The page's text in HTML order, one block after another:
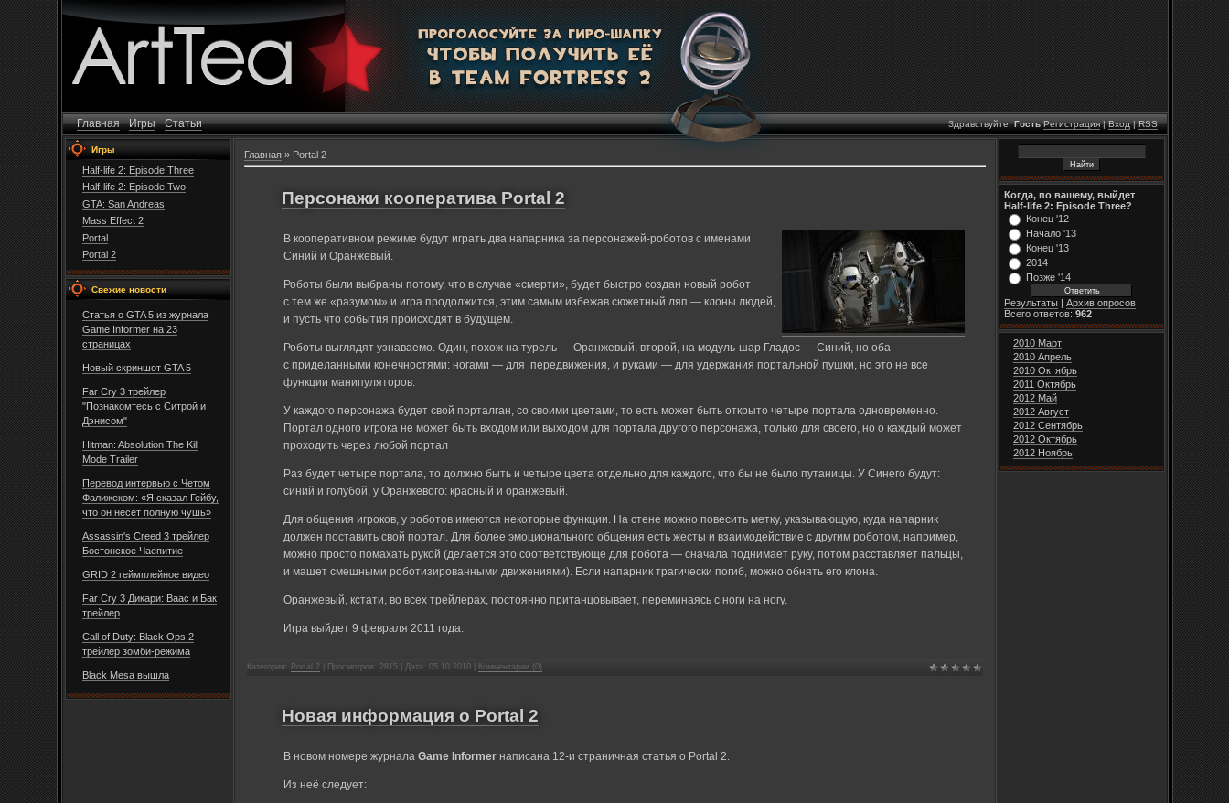
Главная Игры Статьи Здравствуйте, Гость Регистрация|Вход|RSS
Игры
Half-life 2: Episode Three
Half-life 2: Episode Two
GTA: San Andreas
Mass Effect 2
Portal
Portal 2
Свежие новости
Статья о GTA 5 из журнала
Game Informer на 23
страницах
Новый скриншот GTA 5
Far Cry 3 трейлер
"Познакомтесь с Cитрой и
Дэнисом"
Hitman: Absolution The Kill
Mode Trailer
Перевод интервью с Четом
Фалижеком: «Я сказал Гейбу,
что он несёт полную чушь»
Assassin's Creed 3 трейлер
Бостонское Чаепитие
GRID 2 геймплейное видео
Far Cry 3 Дикари: Ваас и Бак
трейлер
Call of Duty: Black Ops 2
трейлер зомби-режима
Black Mesa вышла
Главная » Portal 2
Персонажи кооператива Portal 2
В кооперативном режиме будут играть два напарника за персонажей-роботов с именами
Синий и Оранжевый.
Роботы были выбраны потому, что в случае «смерти», будет быстро создан новый робот
с тем же «разумом» и игра продолжится, этим самым избежав сюжетный ляп — клоны людей,
и пусть что события происходят в будущем.
Роботы выглядят узнаваемо. Один, похож на турель — Оранжевый, второй, на модуль-шар Гладос — Синий, но оба
с приделанными конечностями: ногами — для передвижения, и руками — для удержания портальной пушки, но это не все
функции манипуляторов.
У каждого персонажа будет свой порталган, со своими цветами, то есть может быть открыто четыре портала одновременно.
Портал одного игрока не может быть входом или выходом для портала другого персонажа, только для своего, но о каждый может
проходить через любой портал
Раз будет четыре портала, то должно быть и четыре цвета отдельно для каждого, что бы не было путаницы. У Синего будут:
синий и голубой, у Оранжевого: красный и оранжевый.
Для общения игроков, у роботов имеются некоторые функции. На стене можно повесить метку, указывающую, куда напарник
должен поставить свой портал. Для более эмоционального общения есть жесты и взаимодействие с другим роботом, например,
можно просто помахать рукой (делается это соответствующе для робота — сначала поднимает руку, потом расставляет пальцы,
и машет смешными роботизированными движениями). Если напарник трагически погиб, можно обнять его клона.
Оранжевый, кстати, во всех трейлерах, постоянно пританцовывает, переминаясь с ноги на ногу.
Игра выйдет9 февраля 2011 года.
Категория: Portal 2 | Просмотров: 2815 | Дата: 05.10.2010 Комментарии (0)
Новая информация о Portal 2
В новом номере журналаGame Informer написана 12-и страничная статья о Portal 2.
Из неё следует:
Когда, по вашему, выйдет
Half-life 2: Episode Three?
Конец '12
Начало '13
Конец '13
2014
Позже '14
Результаты | Архив опросов
Всего ответов: 962
2010 Март
2010 Апрель
2010 Октябрь
2011 Октябрь
2012 Май
2012 Август
2012 Сентябрь
2012 Октябрь
2012 Ноябрь